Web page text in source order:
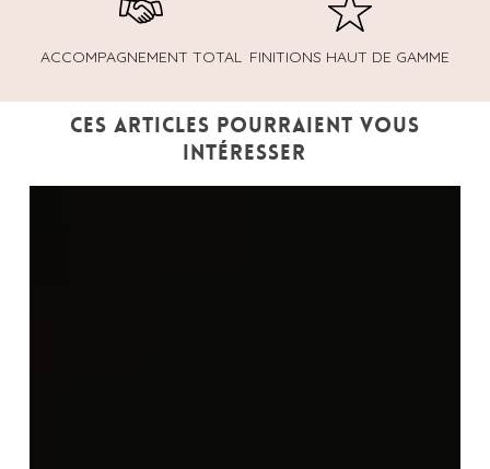
ACCOMPAGNEMENT TOTAL FINITIONS HAUT DE GAMME
Ces articles pourraient vous
intéresser